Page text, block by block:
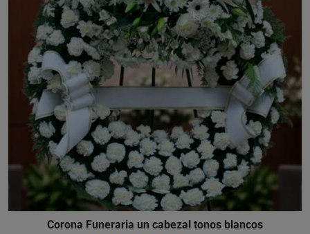
Corona Funeraria un cabezal tonos blancos